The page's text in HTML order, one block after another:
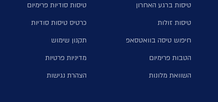
טיסות ברגע האחרון
טיסות זולות
חיפוש טיסה בוואטסאפ
הטבות פרימיום
השוואת מלונות
טיסות סודיות פרימיום
כרטיס טיסות סודיות
תקנון שימוש
מדיניות פרטיות
הצהרת נגישות